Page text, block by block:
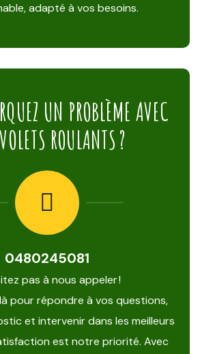
adapté à vos besoins.
UN PROBLÈME AVEC
ROULANTS ?
0480245081
pas à nous appeler !
pour répondre à vos questions,
et intervenir dans les meilleurs
est notre priorité. Avec